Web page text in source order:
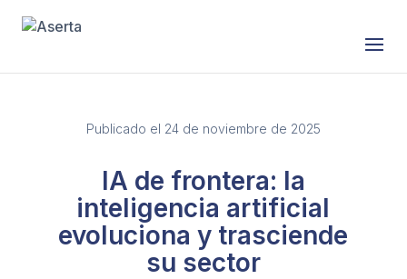
Saltar al contenido
Publicado el 24 de noviembre de 2025
IA de frontera: la
inteligencia artificial
evoluciona y trasciende
su sector